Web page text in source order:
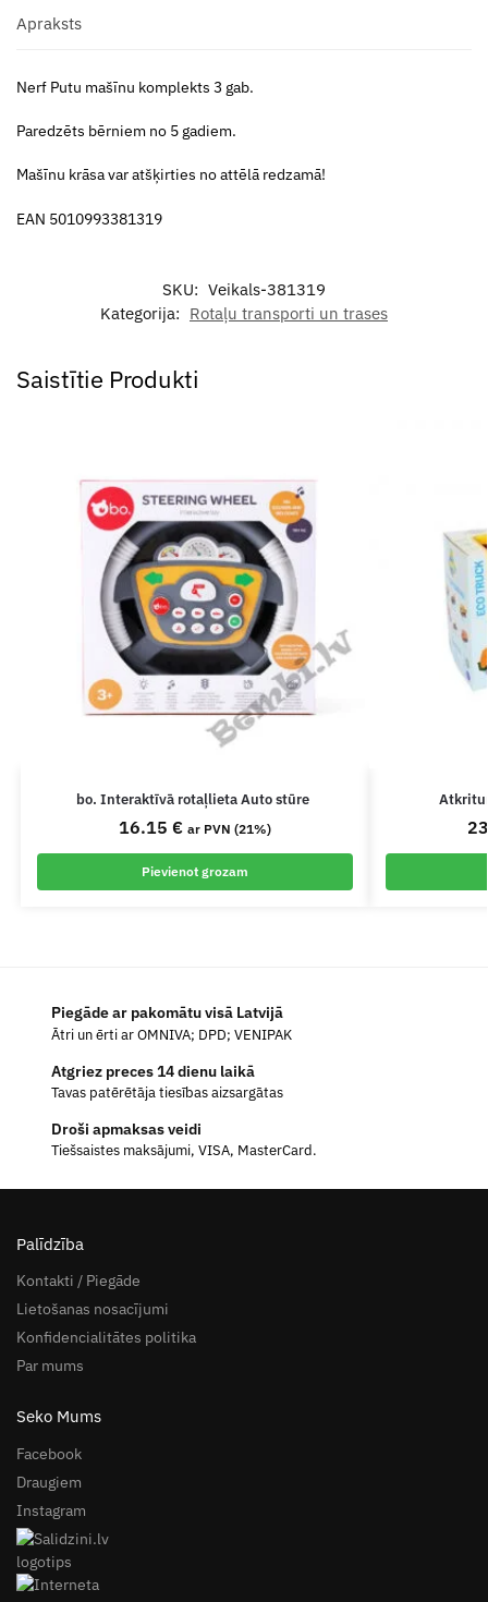
Apraksts
Nerf Putu mašīnu komplekts 3 gab.
Paredzēts bērniem no 5 gadiem.
Mašīnu krāsa var atšķirties no attēlā redzamā!
EAN 5010993381319
SKU: Veikals-381319
Kategorija: Rotaļu transporti un trases
Saistītie Produkti
bo. Interaktīvā rotaļlieta Auto stūre
16.15 € ar PVN (21%)
Pievienot grozam
Piegāde ar pakomātu visā Latvijā
Ātri un ērti ar OMNIVA; DPD; VENIPAK
Atgriez preces 14 dienu laikā
Tavas patērētāja tiesības aizsargātas
Droši apmaksas veidi
Tiešsaistes maksājumi, VISA, MasterCard.
Palīdzība
Kontakti / Piegāde
Lietošanas nosacījumi
Konfidencialitātes politika
Par mums
Seko Mums
Facebook
Draugiem
Instagram